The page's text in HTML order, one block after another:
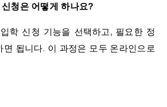
청은 어떻게 하나요?
학 신청 기능을 선택하고, 필요한 정
면 됩니다. 이 과정은 모두 온라인으로